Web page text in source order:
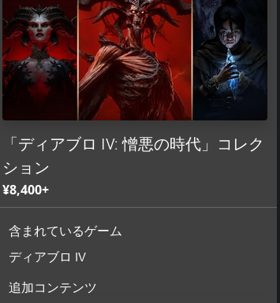
of Warcraft、Blizzard
Inc.の商標または登録商標
「ディアブロ IV: 憎悪の時代」コレク
ション
¥8,400+
含まれているゲーム
ディアブロ IV
追加コンテンツ